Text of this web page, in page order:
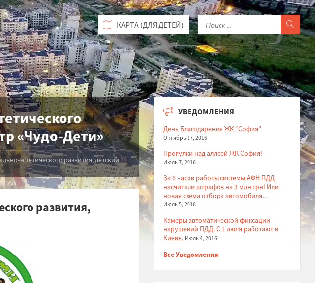
КАРТА (ДЛЯ ДЕТЕЙ)
«Чудо-Дети»
эстетического развития, детский
развития,
УВЕДОМЛЕНИЯ
День Благодарения ЖК “София”
Октябрь 17, 2016
Прогулки над аллеей ЖК София!
Июль 7, 2016
За 6 часов работы системы АФН ПДД
насчитали штрафов на 3 млн грн! Или
новая схема отбора автомобиля…
Июль 5, 2016
Камеры автоматической фиксации
нарушений ПДД. С 1 июля работают в
Киеве. Июль 4, 2016
Все Уведомления